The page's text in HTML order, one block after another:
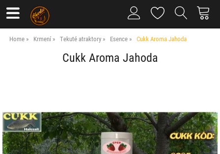
Home Krmení Tekuté atraktory Esence Cukk Aroma Jahoda
Cukk Aroma Jahoda